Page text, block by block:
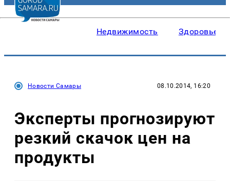
Недвижимость Здоровье
Новости Самары 08.10.2014, 16:20
Эксперты прогнозируют
резкий скачок цен на
продукты